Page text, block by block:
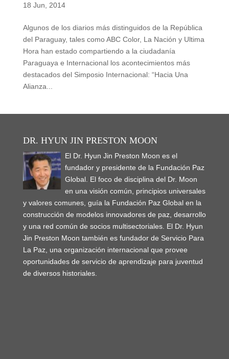
18 Jun, 2014
Algunos de los diarios más distinguidos de la República
del Paraguay, tales como ABC Color, La Nación y Ultima
Hora han estado compartiendo a la ciudadanía
Paraguaya e Internacional los acontecimientos más
destacados del Simposio Internacional: “Hacia Una
Alianza...
DR. HYUN JIN PRESTON MOON
El Dr. Hyun Jin Preston Moon es el
fundador y presidente de la Fundación Paz
Global. El foco de disciplina del Dr. Moon
en una visión común, principios universales
y valores comunes, guía la Fundación Paz Global en la
construcción de modelos innovadores de paz, desarrollo
y una red común de socios multisectoriales. El Dr. Hyun
Jin Preston Moon también es fundador de Servicio Para
La Paz, una organización internacional que provee
oportunidades de servicio de aprendizaje para juventud
de diversos historiales.